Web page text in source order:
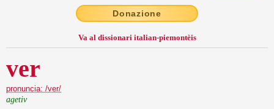
Donazione
Va al dissionari italian-piemontèis
ver
pronuncia: /ver/
agetiv